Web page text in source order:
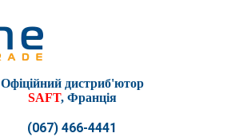
Офіційний дистриб'ютор
SAFT, Франція
(067) 466-4441